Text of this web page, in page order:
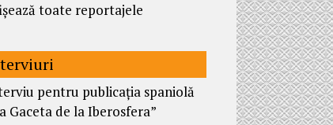
toate reportajele
pentru publicația spaniolă
Gaceta de la Iberosfera”